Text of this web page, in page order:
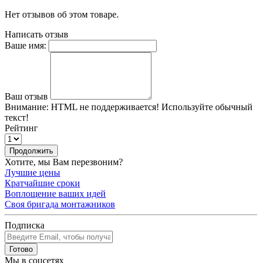
Нет отзывов об этом товаре.
Написать отзыв
Ваше имя:
Ваш отзыв
Внимание: HTML не поддерживается! Используйте обычный
текст!
Рейтинг
Продолжить
Хотите, мы Вам перезвоним?
Лучшие цены
Кратчайшие сроки
Воплощение ваших идей
Своя бригада монтажников
Подписка
Готово
Мы в соцсетях